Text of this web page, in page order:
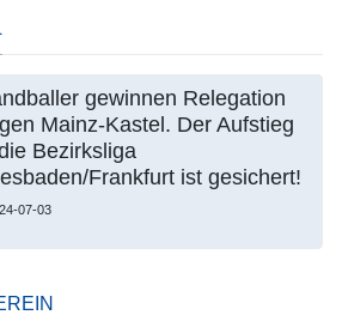
gewinnen Relegation
Mainz-Kastel. Der Aufstieg
Bezirksliga
Frankfurt ist gesichert!
07-03